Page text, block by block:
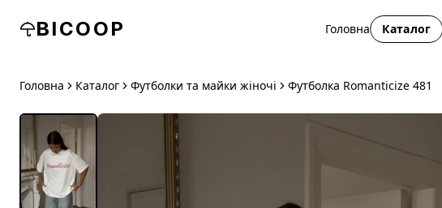
BICOOP Головна Каталог
Головна Каталог Футболки та майки жіночі Футболка Romanticize 481